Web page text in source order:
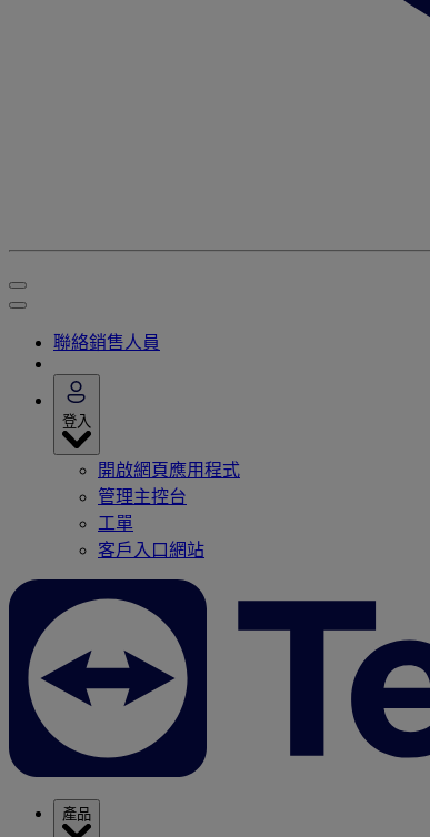
聯絡銷售人員
登入
開啟網頁應用程式
管理主控台
工單
客戶入口網站
產品